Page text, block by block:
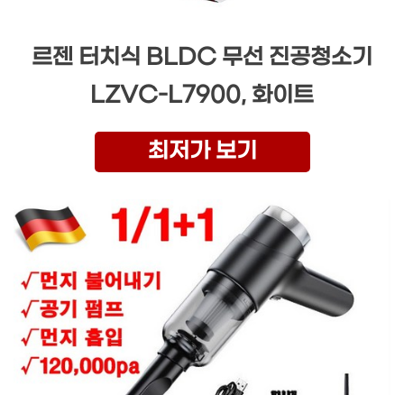
르젠 터치식 BLDC 무선 진공청소기
LZVC-L7900, 화이트
최저가 보기